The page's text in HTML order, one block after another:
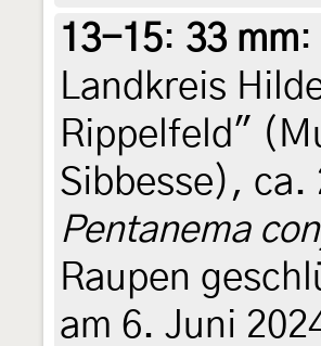
13-15: 33 mm:
Landkreis
Rippelfeld"
Sibbesse), ca.
Pentanema
Raupen
am 6. Juni